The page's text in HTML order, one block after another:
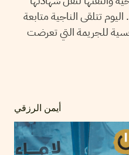
حول ما حصل في صائفة 2024. اليوم تتلقى الناجية متابعة
للجريمة التي تعرضت
أيمن الرزقي